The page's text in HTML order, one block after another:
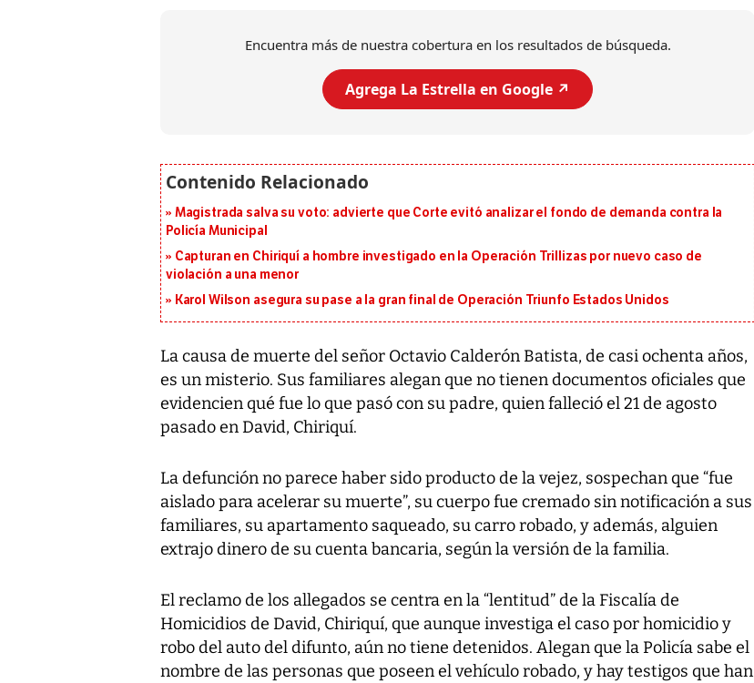
Encuentra más de nuestra cobertura en los resultados de búsqueda.
Agrega La Estrella en Google ↗️
Magistrada salva su voto: advierte que Corte evitó analizar el fondo de demanda contra la
Policía Municipal
Capturan en Chiriquí a hombre investigado en la Operación Trillizas por nuevo caso de
violación a una menor
Karol Wilson asegura su pase a la gran final de Operación Triunfo Estados Unidos
La causa de muerte del señor Octavio Calderón Batista, de casi ochenta años,
es un misterio. Sus familiares alegan que no tienen documentos oficiales que
evidencien qué fue lo que pasó con su padre, quien falleció el 21 de agosto
pasado en David, Chiriquí.
La defunción no parece haber sido producto de la vejez, sospechan que “fue
aislado para acelerar su muerte”, su cuerpo fue cremado sin notificación a sus
familiares, su apartamento saqueado, su carro robado, y además, alguien
extrajo dinero de su cuenta bancaria, según la versión de la familia.
El reclamo de los allegados se centra en la “lentitud” de la Fiscalía de
Homicidios de David, Chiriquí, que aunque investiga el caso por homicidio y
robo del auto del difunto, aún no tiene detenidos. Alegan que la Policía sabe el
nombre de las personas que poseen el vehículo robado, y hay testigos que han
7,1 se registró este martes 28 de
julio en la prefectura de Kumamoto,
al sur de Japón, provocando una